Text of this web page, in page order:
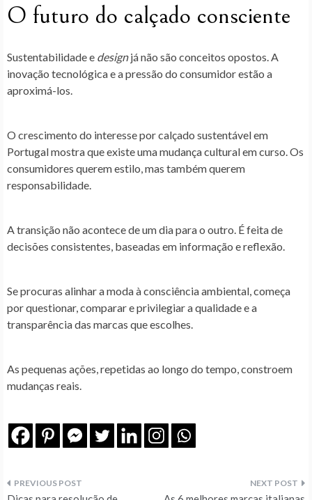
O futuro do calçado consciente
Sustentabilidade e designjá não são conceitos opostos. A
inovação tecnológica e a pressão do consumidor estão a
aproximá-los.
O crescimento do interesse por calçado sustentável em
Portugalmostra que existe uma mudança cultural em curso. Os
consumidores querem estilo, mas também querem
responsabilidade.
A transição não acontece de um dia para o outro. É feita de
decisões consistentes , baseadas em informação e reflexão.
Se procuras alinhar a moda à consciência ambiental, começa
por questionar, comparar e privilegiar a qualidade e a
transparência das marcas que escolhes.
As pequenas ações, repetidas ao longo do tempo, constroem
mudanças reais.
Navegação